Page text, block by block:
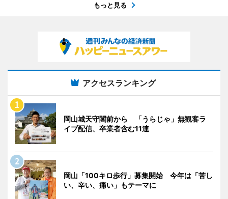
もっと見る
アクセスランキング
岡山城天守閣前から 「うらじゃ」無観客ラ
イブ配信、卒業者含む11連
岡山「100キロ歩行」募集開始 今年は「苦し
い、辛い、痛い」もテーマに